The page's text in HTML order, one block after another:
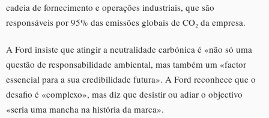
cadeia de fornecimento e operações industriais, que são
responsáveis por 95% das emissões globais de CO₂ da empresa.
A Ford insiste que atingir a neutralidade carbónica é «não só uma
questão de responsabilidade ambiental, mas também um «factor
essencial para a sua credibilidade futura». A Ford reconhece que o
desafio é «complexo», mas diz que desistir ou adiar o objectivo
«seria uma mancha na história da marca».